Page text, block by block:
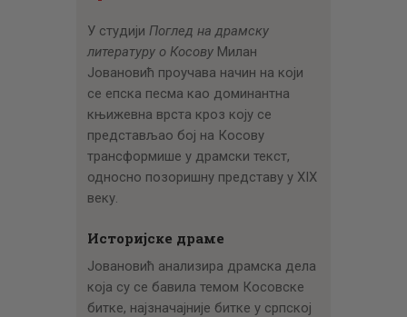
У студији Поглед на драмску
литературу о КосовуМилан
Јовановић проучава начин на који
се епска песма као доминантна
књижевна врста кроз коју се
представљао бој на Косову
трансформише у драмски текст,
односно позоришну представу у XIX
веку.
Историјске драме
Јовановић анализира драмска дела
која су се бавила темом Косовске
битке, најзначајније битке у српској